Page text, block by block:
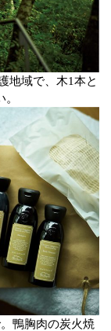
地域で、木1本と
鴨胸肉の炭火焼